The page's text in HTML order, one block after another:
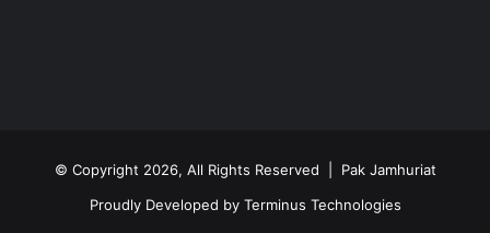
© Copyright 2026, All Rights Reserved | Pak Jamhuriat
Proudly Developed by Terminus Technologies